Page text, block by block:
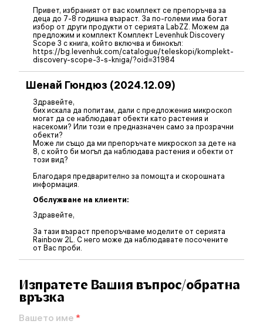
Привет, избраният от вас комплект се препоръчва за
деца до 7-8 годишна възраст. За по-големи има богат
избор от други продукти от серията LabZZ. Можем да
предложим и комплект Комплект Levenhuk Discovery
Scope 3 с книга, който включва и бинокъл:
https://bg.levenhuk.com/catalogue/teleskopi/komplekt-
discovery-scope-3-s-kniga/?oid=31984
Шенай Гюндюз (2024.12.09)
Здравейте,
бих искала да попитам, дали с предложения микроскоп
могат да се наблюдават обекти като растения и
насекоми? Или този е предназначен само за прозрачни
обекти?
Може ли също да ми препоръчате микроскоп за дете на
8, с който би могъл да наблюдава растения и обекти от
този вид?
Благодаря предварително за помощта и скорошната
информация.
Обслужване на клиенти:
Здравейте,
За тази възраст препоръчваме моделите от серията
Rainbow 2L. С него може да наблюдавате посочените
от Вас проби.
Изпратете Вашия въпрос/обратна
връзка
Вашето име *